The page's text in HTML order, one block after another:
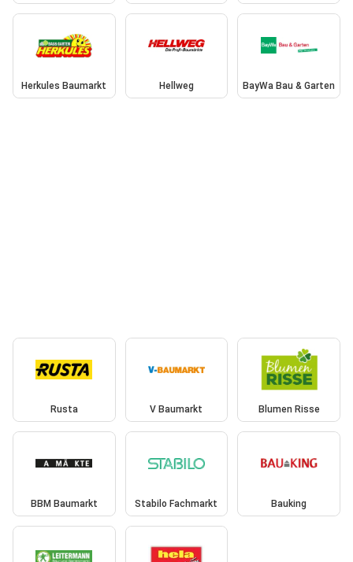
Herkules Baumarkt Hellweg BayWa Bau & Garten
Rusta V Baumarkt Blumen Risse
BBM Baumarkt Stabilo Fachmarkt Bauking